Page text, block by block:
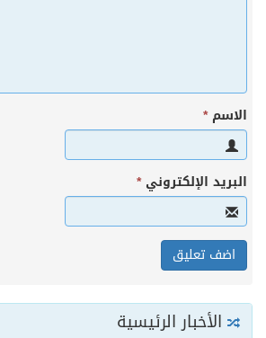
الاسم*
البريد الإلكتروني*
الأخبار الرئيسية